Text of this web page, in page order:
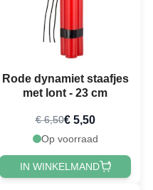
Rode dynamiet staafjes
met lont - 23 cm
€ 6,50€ 5,50
Op voorraad
IN WINKELMAND